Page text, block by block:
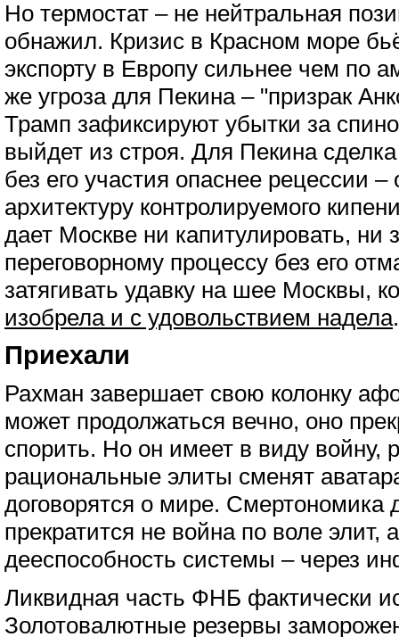
Но термостат – не нейтральная
обнажил. Кризис в Красном море
экспорту в Европу сильнее чем по
же угроза для Пекина – "призрак
Трамп зафиксируют убытки за
выйдет из строя. Для Пекина
без его участия опаснее рецессии
архитектуру контролируемого
дает Москве ни капитулировать, ни
переговорному процессу без его
затягивать удавку на шее Москвы,
изобрела и с удовольствием надела.
Приехали
Рахман завершает свою колонку
может продолжаться вечно, оно
спорить. Но он имеет в виду войну,
рациональные элиты сменят
договорятся о мире. Смертономика
прекратится не война по воле элит,
дееспособность системы – через
Ликвидная часть ФНБ фактически
Золотовалютные резервы